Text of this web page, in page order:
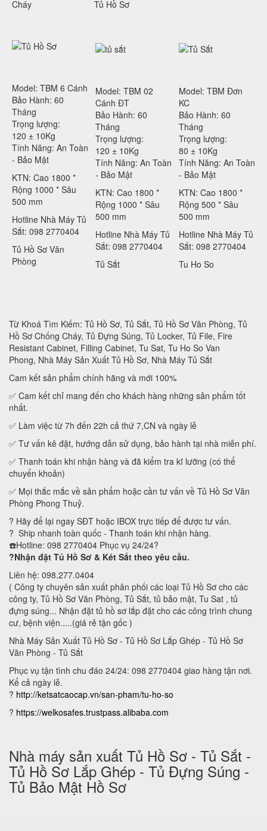
Cháy Tủ Hồ Sơ
Model: TBM 6 Cánh
Bảo Hành: 60
Tháng
Trọng lượng:
120 ± 10Kg
Tính Năng: An Toàn
- Bảo Mật
KTN: Cao 1800 *
Rộng 1000 * Sâu
500 mm
Hotline Nhà Máy Tủ
Sắt: 098 2770404
Tủ Hồ Sơ Văn
Phòng
Model: TBM 02
Cánh ĐT
Bảo Hành: 60
Tháng
Trọng lượng:
120 ± 10Kg
Tính Năng: An Toàn
- Bảo Mật
KTN: Cao 1800 *
Rộng 1000 * Sâu
500 mm
Hotline Nhà Máy Tủ
Sắt: 098 2770404
Tủ Sắt
Model: TBM Đơn
KC
Bảo Hành: 60
Tháng
Trọng lượng:
80 ± 10Kg
Tính Năng: An Toàn
- Bảo Mật
KTN: Cao 1800 *
Rộng 500 * Sâu
500 mm
Hotline Nhà Máy Tủ
Sắt: 098 2770404
Tu Ho So
Từ Khoá Tìm Kiếm: Tủ Hồ Sơ, Tủ Sắt, Tủ Hồ Sơ Văn Phòng, Tủ
Hồ Sơ Chống Cháy, Tủ Đựng Súng, Tủ Locker, Tủ File, Fire
Resistant Cabinet, Filling Cabinet, Tu Sat, Tu Ho So Van
Phong, Nhà Máy Sản Xuất Tủ Hồ Sơ, Nhà Máy Tủ Sắt
Cam kết sản phẩm chính hãng và mới 100%
✅ Cam kết chỉ mang đến cho khách hàng những sản phẩm tốt
nhất.
✅ Làm việc từ 7h đến 22h cả thứ 7,CN và ngày lễ
✅ Tư vấn kê đặt, hướng dẫn sử dụng, bảo hành tại nhà miễn phí.
✅ Thanh toán khi nhận hàng và đã kiểm tra kĩ lưỡng (có thể
chuyển khoản)
✅ Mọi thắc mắc về sản phẩm hoặc cần tư vấn về Tủ Hồ Sơ Văn
Phòng Phong Thuỷ.
? Hãy để lại ngay SĐT hoặc IBOX trực tiếp để được tư vấn.
? Ship nhanh toàn quốc - Thanh toán khi nhận hàng.
☎️Hotline: 098 2770404 Phục vụ 24/24?
?Nhận đặt Tủ Hồ Sơ & Két Sắt theo yêu cầu.
Liên hệ: 098.277.0404
( Công ty chuyên sản xuất phân phối các loại Tủ Hồ Sơ cho các
công ty, Tủ Hồ Sơ Văn Phòng, Tủ Sắt, tủ bảo mật, Tu Sat , tủ
đựng súng... Nhận đặt tủ hồ sơ lắp đặt cho các công trình chung
cư, bệnh viện.....(giá rẻ tận gốc )
Nhà Máy Sản Xuất Tủ Hồ Sơ - Tủ Hồ Sơ Lắp Ghép - Tủ Hồ Sơ
Văn Phòng - Tủ Sắt
Phục vụ tận tình chu đáo 24/24: 098 2770404 giao hàng tận nơi.
Kể cả ngày lễ.
? http://ketsatcaocap.vn/san-pham/tu-ho-so
? https://welkosafes.trustpass.alibaba.com
Nhà máy sản xuất Tủ Hồ Sơ - Tủ Sắt -
Tủ Hồ Sơ Lắp Ghép - Tủ Đựng Súng -
Tủ Bảo Mật Hồ Sơ